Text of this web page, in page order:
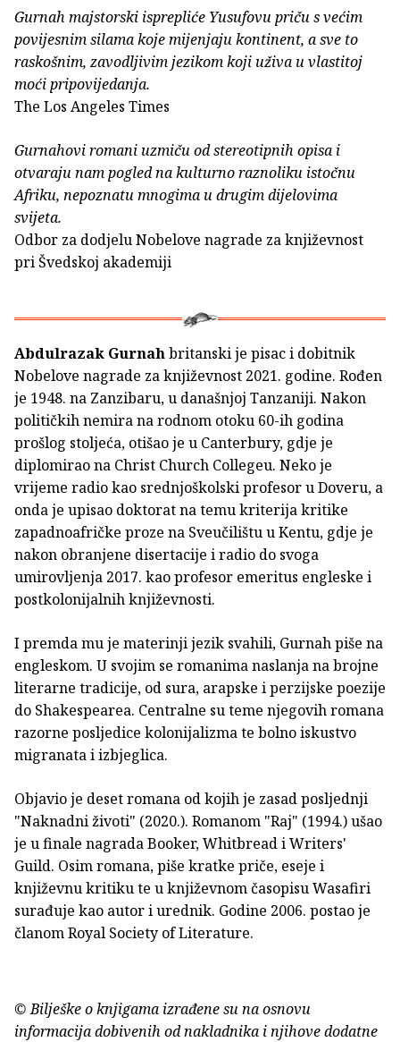
Gurnah majstorski isprepliće Yusufovu priču s većim
povijesnim silama koje mijenjaju kontinent, a sve to
raskošnim, zavodljivim jezikom koji uživa u vlastitoj
moći pripovijedanja.
The Los Angeles Times
Gurnahovi romani uzmiču od stereotipnih opisa i
otvaraju nam pogled na kulturno raznoliku istočnu
Afriku, nepoznatu mnogima u drugim dijelovima
svijeta.
Odbor za dodjelu Nobelove nagrade za književnost
pri Švedskoj akademiji
Abdulrazak Gurnahbritanski je pisac i dobitnik
Nobelove nagrade za književnost 2021. godine. Rođen
je 1948. na Zanzibaru, u današnjoj Tanzaniji. Nakon
političkih nemira na rodnom otoku 60-ih godina
prošlog stoljeća, otišao je u Canterbury, gdje je
diplomirao na Christ Church Collegeu. Neko je
vrijeme radio kao srednjoškolski profesor u Doveru, a
onda je upisao doktorat na temu kriterija kritike
zapadnoafričke proze na Sveučilištu u Kentu, gdje je
nakon obranjene disertacije i radio do svoga
umirovljenja 2017. kao profesor emeritus engleske i
postkolonijalnih književnosti.
I premda mu je materinji jezik svahili, Gurnah piše na
engleskom. U svojim se romanima naslanja na brojne
literarne tradicije, od sura, arapske i perzijske poezije
do Shakespearea. Centralne su teme njegovih romana
razorne posljedice kolonijalizma te bolno iskustvo
migranata i izbjeglica.
Objavio je deset romana od kojih je zasad posljednji
"Naknadni životi" (2020.). Romanom "Raj" (1994.) ušao
je u finale nagrada Booker, Whitbread i Writers'
Guild. Osim romana, piše kratke priče, eseje i
književnu kritiku te u književnom časopisu Wasafiri
surađuje kao autor i urednik. Godine 2006. postao je
članom Royal Society of Literature.
© Bilješke o knjigama izrađene su na osnovu
informacija dobivenih od nakladnika i njihove dodatne